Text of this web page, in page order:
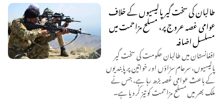
طالبان کی سخت گیر پالیسیوں کے خلاف
عوامی غصہ عروج پر، مسلح مزاحمت میں
مسلسل اضافہ
افغانستان میں طالبان حکومت کی سخت گیر
پالیسیوں، سرعام سزاؤں اور خواتین پر پابندیوں
کے باعث عوامی غصہ بڑھ رہا ہے، جس نے
ملک بھر میں مسلح مزاحمت کو تیز کر دیا ہے۔